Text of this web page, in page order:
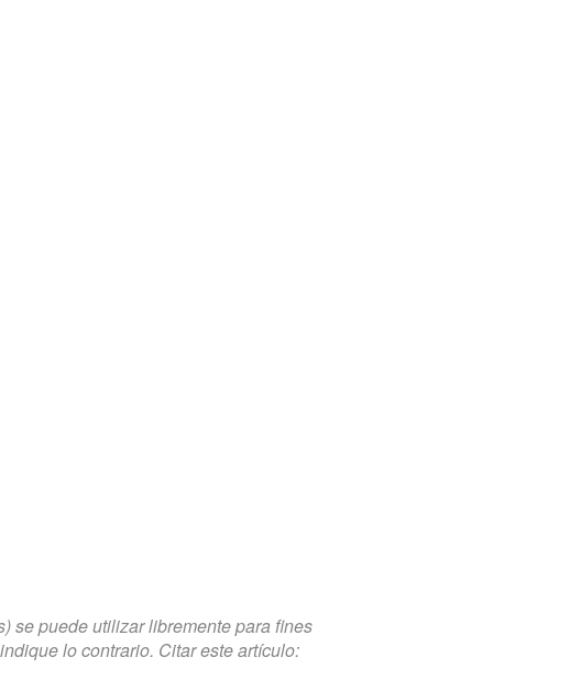
se puede utilizar libremente para fines
lo contrario. Citar este artículo: